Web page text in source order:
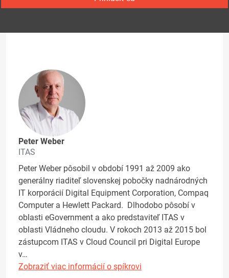
Peter Weber
ITAS
Peter Weber pôsobil v období 1991 až 2009 ako
generálny riaditeľ slovenskej pobočky nadnárodných
IT korporácií Digital Equipment Corporation, Compaq
Computer a Hewlett Packard. Dlhodobo pôsobí v
oblasti eGovernment a ako predstaviteľ ITAS v
oblasti Vládneho cloudu. V rokoch 2013 až 2015 bol
zástupcom ITAS v Cloud Council pri Digital Europe
v…
Zobraziť viac informácií o spíkrovi